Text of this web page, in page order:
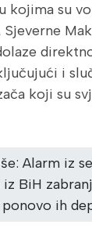
kojima su
Sjeverne
i
koji su
Alarm iz
BiH
ponovo ih